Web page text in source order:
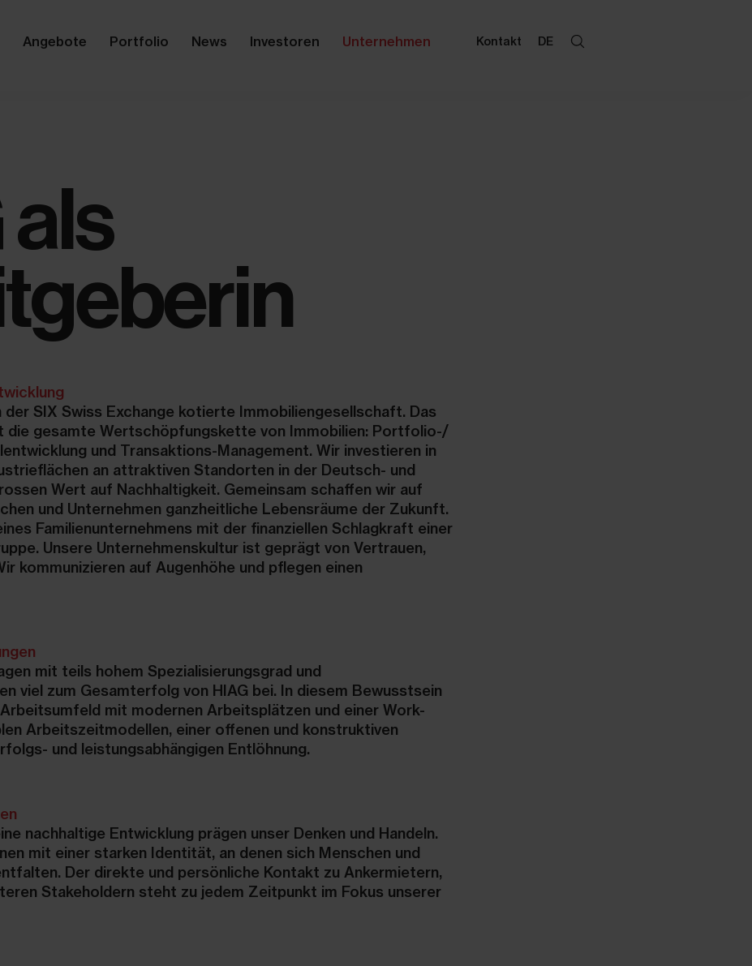
Angebote Portfolio News Investoren Unternehmen Kontakt DE
der SIX Swiss Exchange kotierte Immobiliengesellschaft. Das
die gesamte Wertschöpfungskette von Immobilien: Portfolio-/
und Transaktions-Management. Wir investieren in
an attraktiven Standorten in der Deutsch- und
Wert auf Nachhaltigkeit. Gemeinsam schaffen wir auf
und Unternehmen ganzheitliche Lebensräume der Zukunft.
Familienunternehmens mit der finanziellen Schlagkraft einer
Unsere Unternehmenskultur ist geprägt von Vertrauen,
kommunizieren auf Augenhöhe und pflegen einen
mit teils hohem Spezialisierungsgrad und
viel zum Gesamterfolg von HIAG bei. In diesem Bewusstsein
mit modernen Arbeitsplätzen und einer Work-
Arbeitszeitmodellen, einer offenen und konstruktiven
und leistungsabhängigen Entlöhnung.
nachhaltige Entwicklung prägen unser Denken und Handeln.
mit einer starken Identität, an denen sich Menschen und
Der direkte und persönliche Kontakt zu Ankermietern,
Stakeholdern steht zu jedem Zeitpunkt im Fokus unserer